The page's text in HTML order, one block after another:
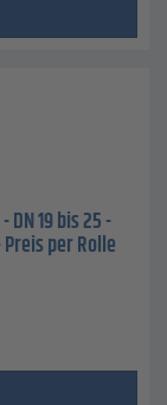
DN 19 bis 25 -
per Rolle